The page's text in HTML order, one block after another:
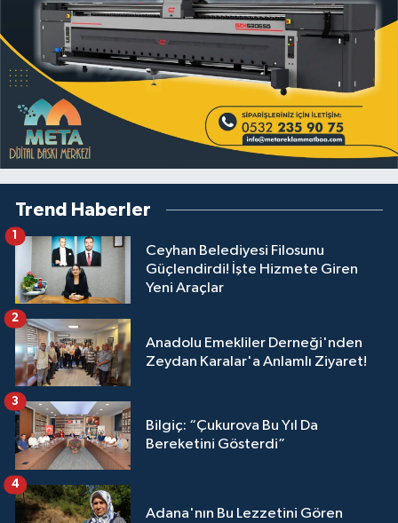
Trend Haberler
Ceyhan Belediyesi Filosunu
Güçlendirdi! İşte Hizmete Giren
Yeni Araçlar
1
Anadolu Emekliler Derneği'nden
Zeydan Karalar'a Anlamlı Ziyaret!
2
Bilgiç: “Çukurova Bu Yıl Da
Bereketini Gösterdi”
3
Adana'nın Bu Lezzetini Gören
4